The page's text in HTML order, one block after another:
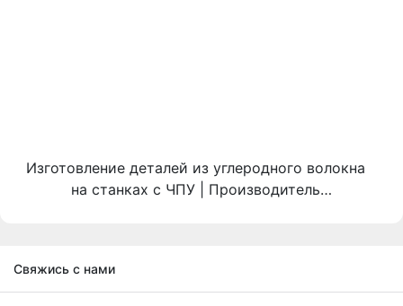
Изготовление деталей из углеродного волокна
на станках с ЧПУ | Производитель
Свяжись с нами